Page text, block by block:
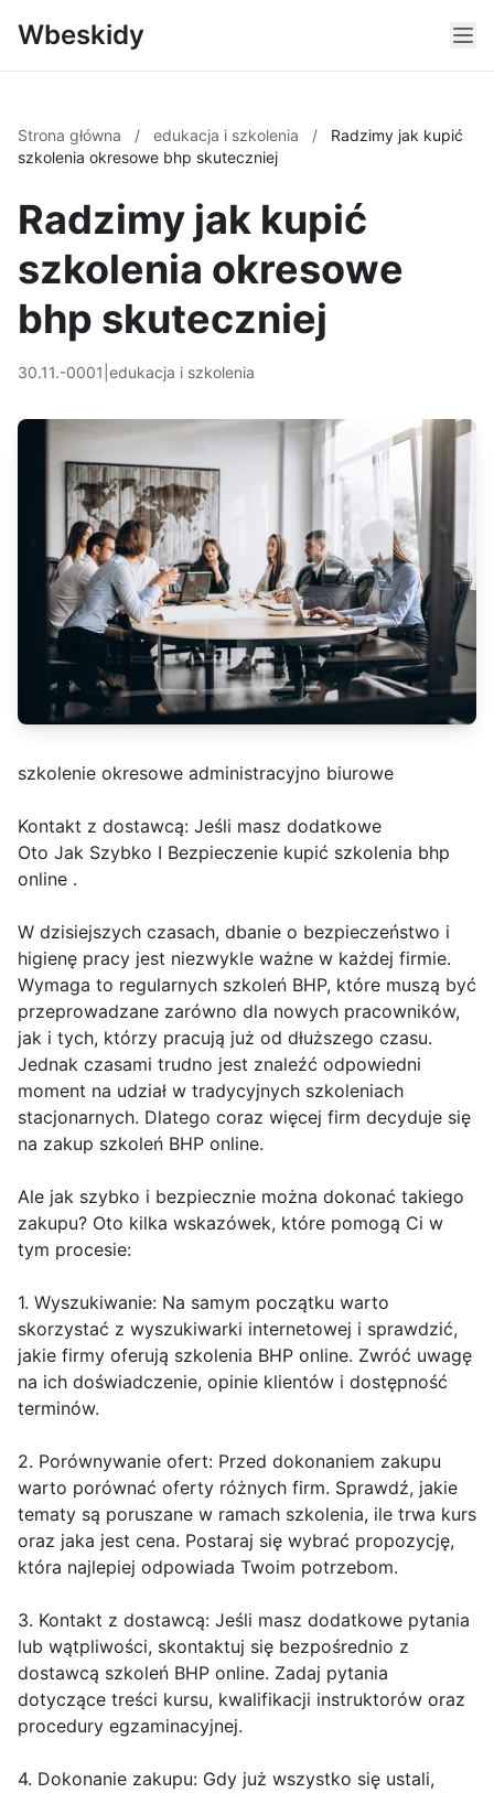
Wbeskidy
Strona główna / edukacja i szkolenia /
Radzimy jak kupić
szkolenia okresowe bhp skuteczniej
Radzimy jak kupić
szkolenia okresowe
bhp skuteczniej
30.11.-0001 edukacja i szkolenia
szkolenie okresowe administracyjno biurowe
Kontakt z dostawcą: Jeśli masz dodatkowe
Oto Jak Szybko I Bezpieczenie kupić szkolenia bhp
online .
W dzisiejszych czasach, dbanie o bezpieczeństwo i
higienę pracy jest niezwykle ważne w każdej firmie.
Wymaga to regularnych szkoleń BHP, które muszą być
przeprowadzane zarówno dla nowych pracowników,
jak i tych, którzy pracują już od dłuższego czasu.
Jednak czasami trudno jest znaleźć odpowiedni
moment na udział w tradycyjnych szkoleniach
stacjonarnych. Dlatego coraz więcej firm decyduje się
na zakup szkoleń BHP online.
Ale jak szybko i bezpiecznie można dokonać takiego
zakupu? Oto kilka wskazówek, które pomogą Ci w
tym procesie:
1. Wyszukiwanie: Na samym początku warto
skorzystać z wyszukiwarki internetowej i sprawdzić,
jakie firmy oferują szkolenia BHP online. Zwróć uwagę
na ich doświadczenie, opinie klientów i dostępność
terminów.
2. Porównywanie ofert: Przed dokonaniem zakupu
warto porównać oferty różnych firm. Sprawdź, jakie
tematy są poruszane w ramach szkolenia, ile trwa kurs
oraz jaka jest cena. Postaraj się wybrać propozycję,
która najlepiej odpowiada Twoim potrzebom.
3. Kontakt z dostawcą: Jeśli masz dodatkowe pytania
lub wątpliwości, skontaktuj się bezpośrednio z
dostawcą szkoleń BHP online. Zadaj pytania
dotyczące treści kursu, kwalifikacji instruktorów oraz
procedury egzaminacyjnej.
4. Dokonanie zakupu: Gdy już wszystko się ustali,